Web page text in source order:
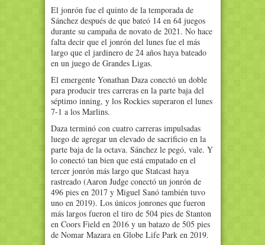
El jonrón fue el quinto de la temporada de
Sánchez después de que bateó 14 en 64 juegos
durante su campaña de novato de 2021. No hace
falta decir que el jonrón del lunes fue el más
largo que el jardinero de 24 años haya bateado
en un juego de Grandes Ligas.
El emergente Yonathan Daza conectó un doble
para producir tres carreras en la parte baja del
séptimo inning, y los Rockies superaron el lunes
7-1 a los Marlins.
Daza terminó con cuatro carreras impulsadas
luego de agregar un elevado de sacrificio en la
parte baja de la octava. Sánchez le pegó, vale. Y
lo conectó tan bien que está empatado en el
tercer jonrón más largo que Statcast haya
rastreado (Aaron Judge conectó un jonrón de
496 pies en 2017 y Miguel Sanó también tuvo
uno en 2019). Los únicos jonrones que fueron
más largos fueron el tiro de 504 pies de Stanton
en Coors Field en 2016 y un batazo de 505 pies
de Nomar Mazara en Globe Life Park en 2019.